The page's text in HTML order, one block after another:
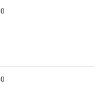
0
0